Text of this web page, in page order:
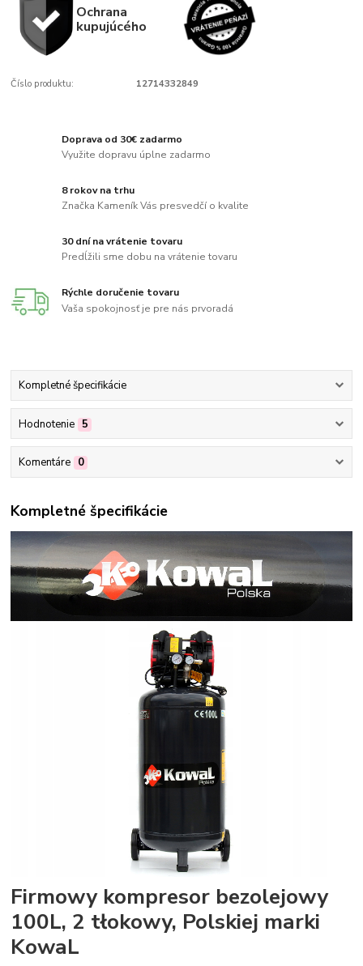
Ochrana
kupujúcého
Číslo produktu: 12714332849
Doprava od 30€ zadarmo
Využite dopravu úplne zadarmo
8 rokov na trhu
Značka Kameník Vás presvedčí o kvalite
30 dní na vrátenie tovaru
Predĺžili sme dobu na vrátenie tovaru
Rýchle doručenie tovaru
Vaša spokojnosť je pre nás prvoradá
Kompletné špecifikácie
Hodnotenie 5
Komentáre 0
Kompletné špecifikácie
Firmowy kompresor bezolejowy
100L, 2 tłokowy, Polskiej marki
KowaL